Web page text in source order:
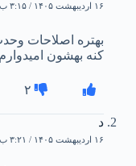
۱۶ اردیبهشت ۱۴۰۵ / ۳:۱۵ ب٫ظ
بهتره اصلاحات
کنه بهشون
۲
د
۱۶ اردیبهشت ۱۴۰۵ / ۳:۲۱ ب٫ظ